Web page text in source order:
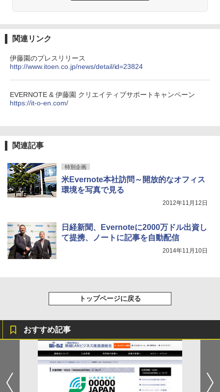
関連リンク
伊藤園のプレスリリース
http://www.itoen.co.jp/news/detail/id=23824
EVERNOTE & 伊藤園 クリエイティブサポートキャンペーン
https://it-o-en.com/
関連記事
特別企画
米Evernote本社訪問～開放的なオフィス
環境を写真で見る
2012年11月12日
日経新聞、Evernoteに2000万ドル出資し
て提携、ノートに記事を自動配信
2014年11月10日
トップページに戻る
おすすめ記事